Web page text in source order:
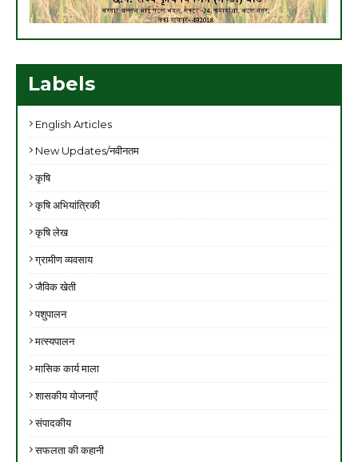
Labels
English Articles
New Updates/नवीनतम
कृषि
कृषि अभियांत्रिकी
कृषि लेख
ग्रामीण व्यवसाय
जैविक खेती
पशुपालन
मत्स्यपालन
मासिक कार्य माला
शासकीय योजनाएँ
संपादकीय
सफलता की कहानी